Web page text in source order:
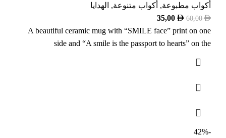
أكواب مطبوعة, أكواب متنوعة, الهدايا
60,00
35,00
A beautiful ceramic mug with “SMILE face” print on one
side and “A smile is the passport to hearts” on the
-42%